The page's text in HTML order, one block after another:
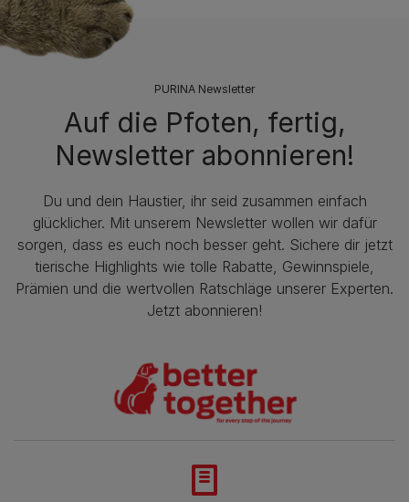
PURINA Newsletter
Auf die Pfoten, fertig,
Newsletter abonnieren!
Du und dein Haustier, ihr seid zusammen einfach
glücklicher. Mit unserem Newsletter wollen wir dafür
sorgen, dass es euch noch besser geht. Sichere dir jetzt
tierische Highlights wie tolle Rabatte, Gewinnspiele,
Prämien und die wertvollen Ratschläge unserer Experten.
Jetzt abonnieren!